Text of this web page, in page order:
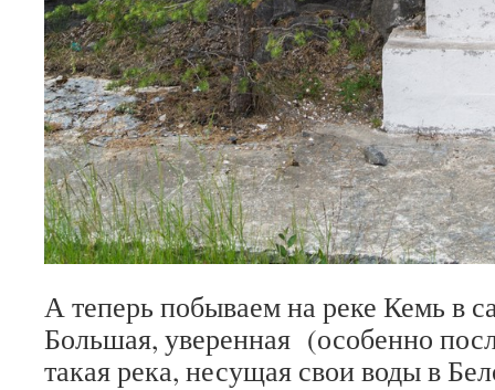
А теперь побываем на реке Кемь в
Большая, уверенная (особенно
такая река, несущая свои воды в